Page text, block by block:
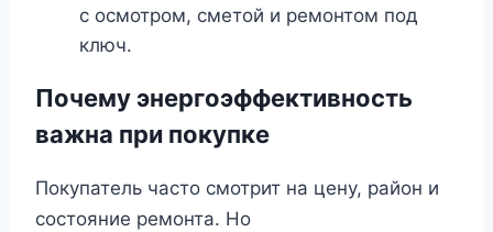
с осмотром, сметой и ремонтом под
ключ.
Почему энергоэффективность
важна при покупке
Покупатель часто смотрит на цену, район и
состояние ремонта. Но